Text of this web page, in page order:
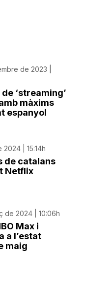
de 2023 |
‘streaming’
màxims
espanyol
| 15:14h
de catalans
Netflix
de 2024 | 10:06h
Max i
a l’estat
maig